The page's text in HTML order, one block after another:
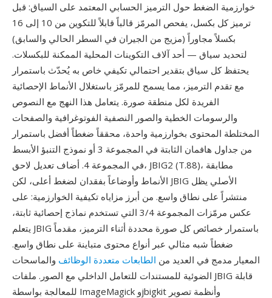
خوارزمية الضغط حول الترميز الحسابي المعتمد على السياق: قبل
ترميز كل بكسل، يفحص المرمّز قالباً قابلاً للتكوين من 10 إلى 16
بكسلاً مجاوراً (مزيج من الجيران في السطر الحالي والسابق)
لتحديد سياق — أحد آلاف التكوينات المحلية الممكنة للبكسلات.
يحتفظ كل سياق بتقدير احتمالي تكيفي خاص به يُحدّث باستمرار
مع تقدم الترميز، مما يسمح للمرمّز باستغلال الأنماط الإحصائية
الفريدة لكل منطقة صورة. يتعامل هذا النهج مع النصوص
والرسومات الخطية والصور النصفية الفوتوغرافية والصفحات
المختلطة المحتوى بخوارزمية واحدة، محققاً ضغطاً أفضل باستمرار
من جداول هافمان الثابتة في المجموعة 3 أو نموذج التنبؤ الأبسط
في المجموعة 4. أضاف تعديل لاحق، JBIG2 (T.88)، مطابقة
الأنماط وأوضاعاً بفقدان لضغط أعلى، لكن JBIG الأصلي يظل
منتشراً على نطاق واسع. من أبرز مزاياه تكيفية الخوارزمية: على
عكس مرمّزات المجموعة 3/4 التي تستخدم نماذج إحصائية ثابتة،
يتعلم JBIG باستمرار خصائص كل صورة محددة أثناء الترميز، مقدماً
ضغطاً شبه مثالي عبر أنواع محتوى متباينة على نطاق واسع.
المعيار مدمج في العديد من الطابعات متعددة الوظائف والماسحات
الضوئية للمستندات للتعامل الداخلي مع الصور. ملفات JBIG قابلة
للمعالجة بواسطة ImageMagick وjbigkit وأنظمة تصوير